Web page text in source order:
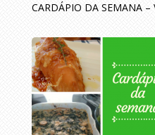
CARDÁPIO DA SEMANA –